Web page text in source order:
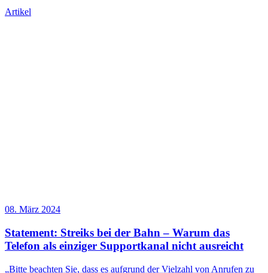
Artikel
08. März 2024
Statement: Streiks bei der Bahn – Warum das
Telefon als einziger Supportkanal nicht ausreicht
„Bitte beachten Sie, dass es aufgrund der Vielzahl von Anrufen zu